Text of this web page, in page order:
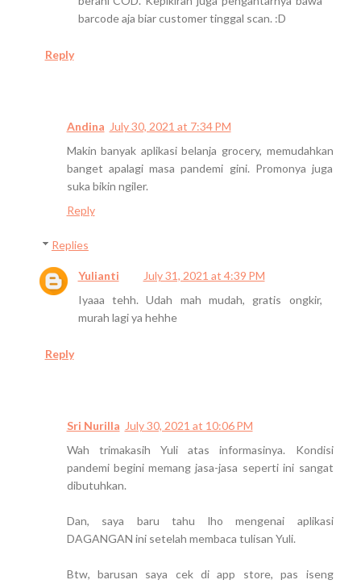
barcode aja biar customer tinggal scan. :D
Reply
Andina July 30, 2021 at 7:34 PM
Makin banyak aplikasi belanja grocery, memudahkan
banget apalagi masa pandemi gini. Promonya juga
suka bikin ngiler.
Reply
Replies
Yulianti
July 31, 2021 at 4:39 PM
Iyaaa tehh. Udah mah mudah, gratis ongkir,
murah lagi ya hehhe
Reply
Sri Nurilla July 30, 2021 at 10:06 PM
Wah trimakasih Yuli atas informasinya. Kondisi
pandemi begini memang jasa-jasa seperti ini sangat
dibutuhkan.
Dan, saya baru tahu lho mengenai aplikasi
DAGANGAN ini setelah membaca tulisan Yuli.
Btw, barusan saya cek di app store, pas iseng